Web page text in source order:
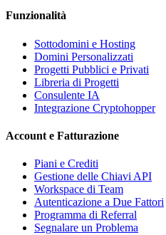
Funzionalità
Sottodomini e Hosting
Domini Personalizzati
Progetti Pubblici e Privati
Libreria di Progetti
Consulente IA
Integrazione Cryptohopper
Account e Fatturazione
Piani e Crediti
Gestione delle Chiavi API
Workspace di Team
Autenticazione a Due Fattori
Programma di Referral
Segnalare un Problema